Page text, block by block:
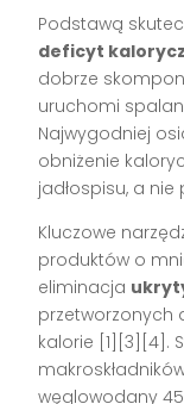
Podstawą
deficyt
dobrze
uruchomi
Najwygodniej
obniżenie
jadłospisu, a
Kluczowe
produktów o
eliminacja
przetworzonych
kalorie [1][3][4].
węglowodany